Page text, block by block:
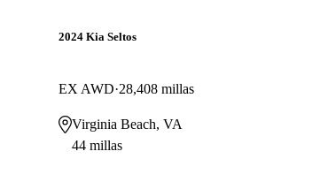
2024 Kia Seltos
EX AWD 28,408 millas
Virginia Beach, VA
44 millas